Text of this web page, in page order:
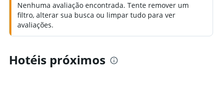
Nenhuma avaliação encontrada. Tente remover um
filtro, alterar sua busca ou limpar tudo para ver
avaliações.
Hotéis próximos